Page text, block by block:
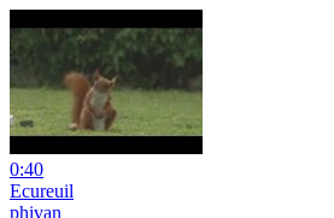
0:40
Ecureuil
phivan